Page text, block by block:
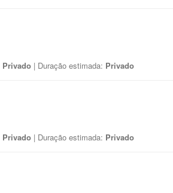
Privado | Duração estimada: Privado
Privado | Duração estimada: Privado